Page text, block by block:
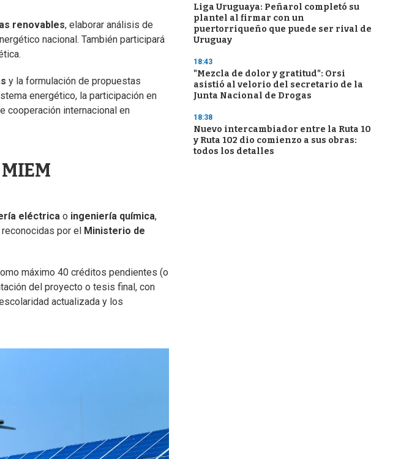
renovables, elaborar análisis de
nacional. También participará
y la formulación de propuestas
energético, la participación en
cooperación internacional en
eléctrica o ingeniería química,
por el
Ministerio de
máximo 40 créditos pendientes (o
del proyecto o tesis final, con
actualizada y los
Liga Uruguaya: Peñarol completó su
plantel al firmar con un
puertorriqueño que puede ser rival de
Uruguay
18:43
"Mezcla de dolor y gratitud": Orsi
asistió al velorio del secretario de la
Junta Nacional de Drogas
18:38
Nuevo intercambiador entre la Ruta 10
y Ruta 102 dio comienzo a sus obras:
todos los detalles